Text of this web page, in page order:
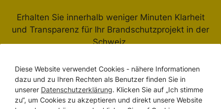
Erhalten Sie innerhalb weniger Minuten Klarheit
und Transparenz für Ihr Brandschutzprojekt in der
Schweiz.
Budgetrechner erleben
Diese Website verwendet Cookies - nähere Informationen
dazu und zu Ihren Rechten als Benutzer finden Sie in
unserer Datenschutzerklärung. Klicken Sie auf „Ich stimme
zu“, um Cookies zu akzeptieren und direkt unsere Website